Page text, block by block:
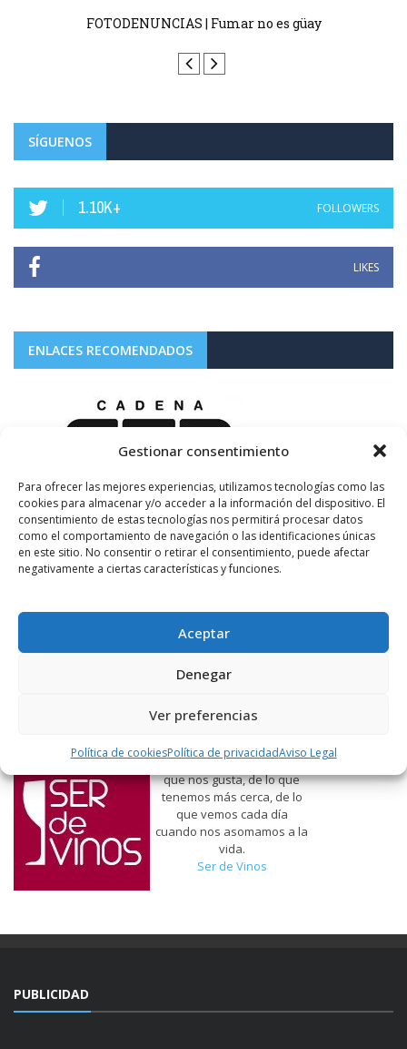
Gestionar consentimiento
Para ofrecer las mejores experiencias, utilizamos tecnologías como las
cookies para almacenar y/o acceder a la información del dispositivo. El
consentimiento de estas tecnologías nos permitirá procesar datos
como el comportamiento de navegación o las identificaciones únicas
en este sitio. No consentir o retirar el consentimiento, puede afectar
negativamente a ciertas características y funciones.
Aceptar
Denegar
Ver preferencias
Política de cookiesPolítica de privacidadAviso Legal
FOTODENUNCIAS | Fumar no es güay
SÍGUENOS
1.10K+ FOLLOWERS
LIKES
ENLACES RECOMENDADOS
Hablamos de vinos, de lo
que nos gusta, de lo que
tenemos más cerca, de lo
que vemos cada día
cuando nos asomamos a la
vida.
Ser de Vinos
PUBLICIDAD